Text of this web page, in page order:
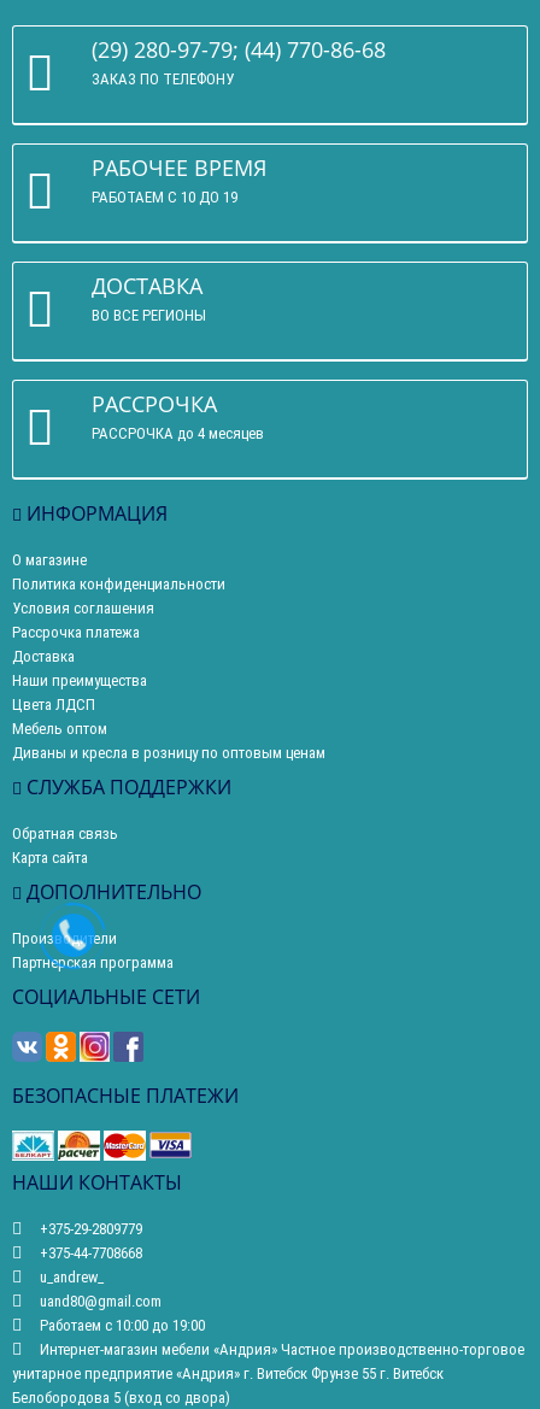
(29) 280-97-79; (44) 770-86-68
ЗАКАЗ ПО ТЕЛЕФОНУ
РАБОЧЕЕ ВРЕМЯ
РАБОТАЕМ С 10 ДО 19
ДОСТАВКА
ВО ВСЕ РЕГИОНЫ
РАССРОЧКА
РАССРОЧКА до 4 месяцев
ИНФОРМАЦИЯ
О магазине
Политика конфиденциальности
Условия соглашения
Рассрочка платежа
Доставка
Наши преимущества
Цвета ЛДСП
Мебель оптом
Диваны и кресла в розницу по оптовым ценам
СЛУЖБА ПОДДЕРЖКИ
Обратная связь
Карта сайта
ДОПОЛНИТЕЛЬНО
Производители
Партнерская программа
СОЦИАЛЬНЫЕ СЕТИ
БЕЗОПАСНЫЕ ПЛАТЕЖИ
НАШИ КОНТАКТЫ
+375-29-2809779
+375-44-7708668
u_andrew_
uand80@gmail.com
Работаем с 10:00 до 19:00
Интернет-магазин мебели «Андрия» Частное производственно-торговое
унитарное предприятие «Андрия» г. Витебск Фрунзе 55 г. Витебск
Белобородова 5 (вход со двора)